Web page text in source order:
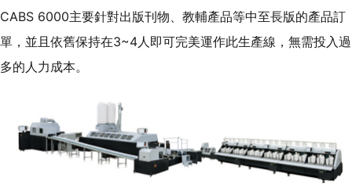
CABS 6000主要針對出版刊物、教輔產品等中至長版的產品訂
單，並且依舊保持在3~4人即可完美運作此生產線，無需投入過
多的人力成本。